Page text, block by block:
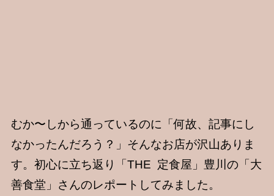
むか〜しから通っているのに「何故、記事にし
なかったんだろう？」そんなお店が沢山ありま
す。初心に立ち返り「THE 定食屋」豊川の「大
善食堂」さんのレポートしてみました。